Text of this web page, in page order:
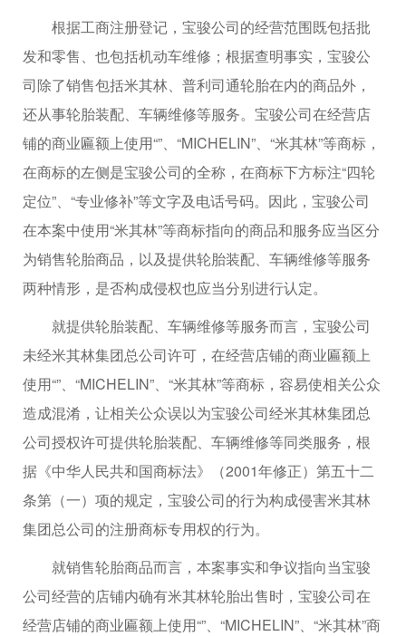
根据工商注册登记，宝骏公司的经营范围既包括批
发和零售、也包括机动车维修；根据查明事实，宝骏公
司除了销售包括米其林、普利司通轮胎在内的商品外，
还从事轮胎装配、车辆维修等服务。宝骏公司在经营店
铺的商业匾额上使用“”、“MICHELIN”、“米其林”等商标，
在商标的左侧是宝骏公司的全称，在商标下方标注“四轮
定位”、“专业修补”等文字及电话号码。因此，宝骏公司
在本案中使用“米其林”等商标指向的商品和服务应当区分
为销售轮胎商品，以及提供轮胎装配、车辆维修等服务
两种情形，是否构成侵权也应当分别进行认定。
就提供轮胎装配、车辆维修等服务而言，宝骏公司
未经米其林集团总公司许可，在经营店铺的商业匾额上
使用“”、“MICHELIN”、“米其林”等商标，容易使相关公众
造成混淆，让相关公众误以为宝骏公司经米其林集团总
公司授权许可提供轮胎装配、车辆维修等同类服务，根
据《中华人民共和国商标法》（2001年修正）第五十二
条第（一）项的规定，宝骏公司的行为构成侵害米其林
集团总公司的注册商标专用权的行为。
就销售轮胎商品而言，本案事实和争议指向当宝骏
公司经营的店铺内确有米其林轮胎出售时，宝骏公司在
经营店铺的商业匾额上使用“”、“MICHELIN”、“米其林”商